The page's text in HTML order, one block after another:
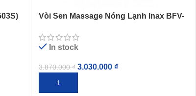
Vòi Sen Massage Nóng Lạnh Inax BFV-
In stock
3.870.000₫ 3.030.000 ₫
THÊM VÀO GIỎ HÀNG